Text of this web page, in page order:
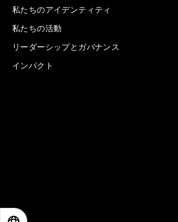
私たちのアイデンティティ
私たちの活動
リーダーシップとガバナンス
インパクト